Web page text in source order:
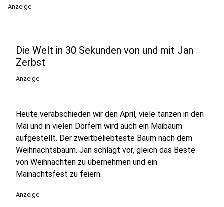
Anzeige
Die Welt in 30 Sekunden von und mit Jan
Zerbst
Anzeige
Heute verabschieden wir den April, viele tanzen in den
Mai und in vielen Dörfern wird auch ein Maibaum
aufgestellt. Der zweitbeliebteste Baum nach dem
Weihnachtsbaum. Jan schlägt vor, gleich das Beste
von Weihnachten zu übernehmen und ein
Mainachtsfest zu feiern.
Anzeige